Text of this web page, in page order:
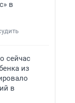
в
сейчас
из
в